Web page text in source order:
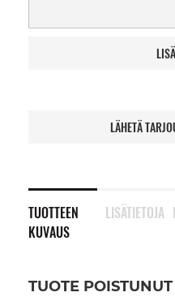
LÄHETÄ
TUOTTEEN
KUVAUS
TUOTE
LISÄTIETOJA